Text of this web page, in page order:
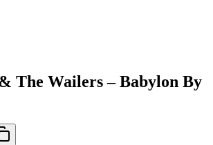
The Wailers ‎– Babylon By